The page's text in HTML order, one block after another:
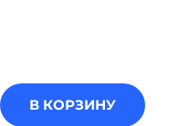
В КОРЗИНУ